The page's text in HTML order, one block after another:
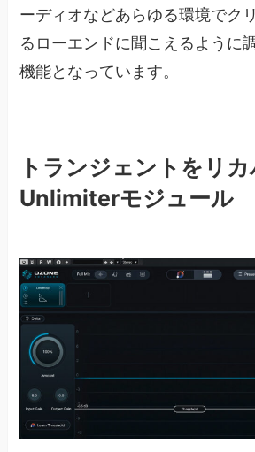
ーディオなどあらゆる環境でク
るローエンドに聞こえるように
機能となっています。
トランジェントをリ
Unlimiterモジュール